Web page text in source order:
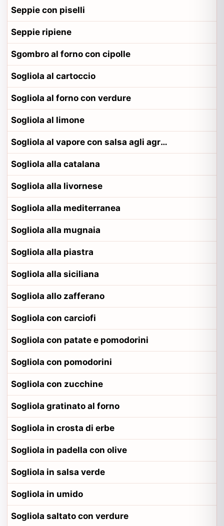
Seppie con piselli
Seppie ripiene
Sgombro al forno con cipolle
Sogliola al cartoccio
Sogliola al forno con verdure
Sogliola al limone
Sogliola al vapore con salsa agli agrumi
Sogliola alla catalana
Sogliola alla livornese
Sogliola alla mediterranea
Sogliola alla mugnaia
Sogliola alla piastra
Sogliola alla siciliana
Sogliola allo zafferano
Sogliola con carciofi
Sogliola con patate e pomodorini
Sogliola con pomodorini
Sogliola con zucchine
Sogliola gratinato al forno
Sogliola in crosta di erbe
Sogliola in padella con olive
Sogliola in salsa verde
Sogliola in umido
Sogliola saltato con verdure